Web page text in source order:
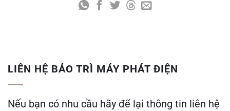
LIÊN HỆ BẢO TRÌ MÁY PHÁT ĐIỆN
Nếu bạn có nhu cầu hãy để lại thông tin liên hệ